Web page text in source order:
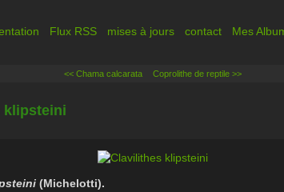
Flux RSS mises à jours contact Mes
<< Chama calcarata Coprolithe de reptile >>
klipsteini
(Michelotti).